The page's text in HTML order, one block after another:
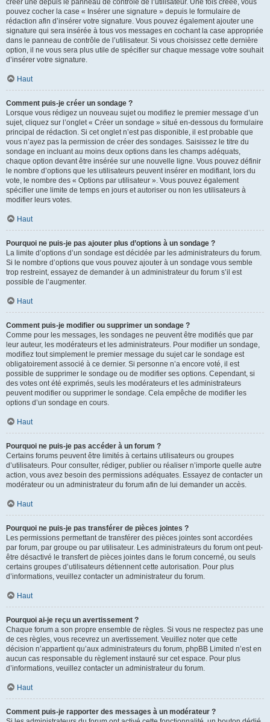
créer une depuis le panneau de contrôle de l’utilisateur. Une fois créée, vous
pouvez cocher la case « Insérer une signature » depuis le formulaire de
rédaction afin d’insérer votre signature. Vous pouvez également ajouter une
signature qui sera insérée à tous vos messages en cochant la case appropriée
dans le panneau de contrôle de l’utilisateur. Si vous choisissez cette dernière
option, il ne vous sera plus utile de spécifier sur chaque message votre souhait
d’insérer votre signature.
Haut
Comment puis-je créer un sondage ?
Lorsque vous rédigez un nouveau sujet ou modifiez le premier message d’un
sujet, cliquez sur l’onglet « Créer un sondage » situé en-dessous du formulaire
principal de rédaction. Si cet onglet n’est pas disponible, il est probable que
vous n’ayez pas la permission de créer des sondages. Saisissez le titre du
sondage en incluant au moins deux options dans les champs adéquats,
chaque option devant être insérée sur une nouvelle ligne. Vous pouvez définir
le nombre d’options que les utilisateurs peuvent insérer en modifiant, lors du
vote, le nombre des « Options par utilisateur ». Vous pouvez également
spécifier une limite de temps en jours et autoriser ou non les utilisateurs à
modifier leurs votes.
Haut
Pourquoi ne puis-je pas ajouter plus d’options à un sondage ?
La limite d’options d’un sondage est décidée par les administrateurs du forum.
Si le nombre d’options que vous pouvez ajouter à un sondage vous semble
trop restreint, essayez de demander à un administrateur du forum s’il est
possible de l’augmenter.
Haut
Comment puis-je modifier ou supprimer un sondage ?
Comme pour les messages, les sondages ne peuvent être modifiés que par
leur auteur, les modérateurs et les administrateurs. Pour modifier un sondage,
modifiez tout simplement le premier message du sujet car le sondage est
obligatoirement associé à ce dernier. Si personne n’a encore voté, il est
possible de supprimer le sondage ou de modifier ses options. Cependant, si
des votes ont été exprimés, seuls les modérateurs et les administrateurs
peuvent modifier ou supprimer le sondage. Cela empêche de modifier les
options d’un sondage en cours.
Haut
Pourquoi ne puis-je pas accéder à un forum ?
Certains forums peuvent être limités à certains utilisateurs ou groupes
d’utilisateurs. Pour consulter, rédiger, publier ou réaliser n’importe quelle autre
action, vous avez besoin des permissions adéquates. Essayez de contacter un
modérateur ou un administrateur du forum afin de lui demander un accès.
Haut
Pourquoi ne puis-je pas transférer de pièces jointes ?
Les permissions permettant de transférer des pièces jointes sont accordées
par forum, par groupe ou par utilisateur. Les administrateurs du forum ont peut-
être désactivé le transfert de pièces jointes dans le forum concerné, ou seuls
certains groupes d’utilisateurs détiennent cette autorisation. Pour plus
d’informations, veuillez contacter un administrateur du forum.
Haut
Pourquoi ai-je reçu un avertissement ?
Chaque forum a son propre ensemble de règles. Si vous ne respectez pas une
de ces règles, vous recevrez un avertissement. Veuillez noter que cette
décision n’appartient qu’aux administrateurs du forum, phpBB Limited n’est en
aucun cas responsable du règlement instauré sur cet espace. Pour plus
d’informations, veuillez contacter un administrateur du forum.
Haut
Comment puis-je rapporter des messages à un modérateur ?